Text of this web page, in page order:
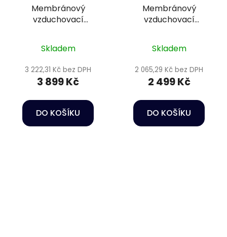
Membránový
vzduchovací
Skladem
3 222,31 Kč bez DPH
3 899 Kč
DO KOŠÍKU
Membránový
vzduchovací
Skladem
2 065,29 Kč bez DPH
2 499 Kč
DO KOŠÍKU